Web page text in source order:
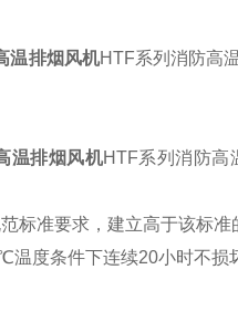
温排烟风机HTF系列消防高
温排烟风机HTF系列消防高
标准要求，建立高于该标准
度条件下连续20小时不损